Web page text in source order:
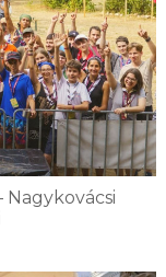
Nagykovácsi